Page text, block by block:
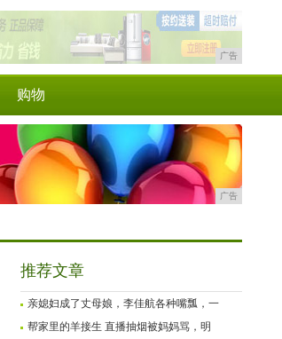
广告
购物
广告
推荐文章
亲媳妇成了丈母娘，李佳航各种嘴瓢，一
帮家里的羊接生 直播抽烟被妈妈骂，明